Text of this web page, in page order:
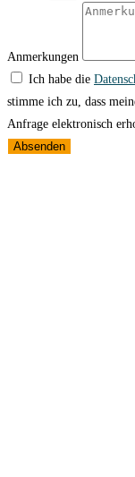
Anmerkungen
Ich habe die
stimme ich zu, dass
Anfrage elektronisch
Absenden